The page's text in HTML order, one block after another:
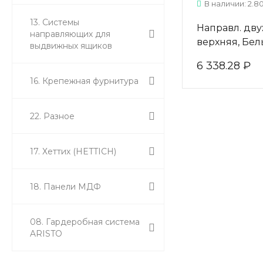
13. Системы
направляющих для
выдвижных ящиков
16. Крепежная фурнитура
22. Разное
17. Хеттих (HETTICH)
18. Панели МДФ
08. Гардеробная система
ARISTO
В наличии:
Направл.
верхняя,
6 338.28 ₽